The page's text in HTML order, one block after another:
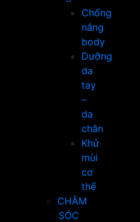
Chống
nắng
body
Dưỡng
da
tay
–
da
chân
Khử
mùi
cơ
thể
CHĂM
SÓC